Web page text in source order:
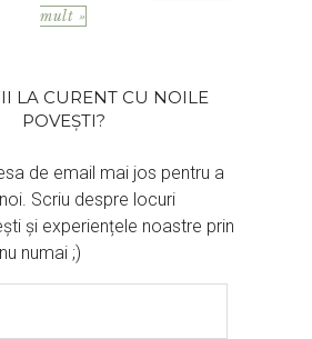
mult »
LA CURENT CU NOILE
POVEȘTI?
de email mai jos pentru a
Scriu despre locuri
și experiențele noastre prin
numai ;)